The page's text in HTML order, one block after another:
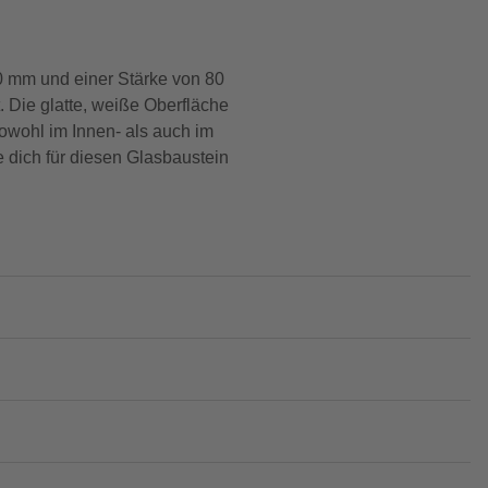
und einer Stärke von 80
Die glatte, weiße Oberfläche
im Innen- als auch im
für diesen Glasbaustein